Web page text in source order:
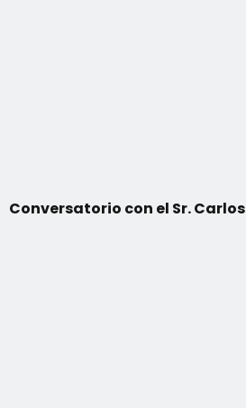
Conversatorio con el Sr.